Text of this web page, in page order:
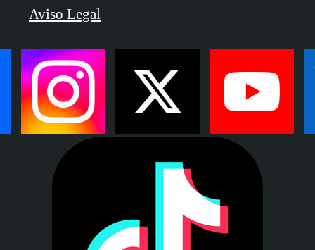
Aviso Legal